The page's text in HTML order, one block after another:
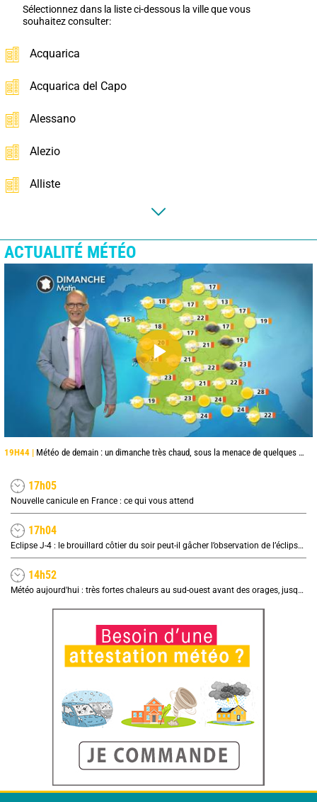
Sélectionnez dans la liste ci-dessous la ville que vous
souhaitez consulter:
Acquarica
Acquarica del Capo
Alessano
Alezio
Alliste
ACTUALITÉ MÉTÉO
19H44 | Météo de demain : un dimanche très chaud, sous la menace de quelques orages
17h05
Nouvelle canicule en France : ce qui vous attend
17h04
Eclipse J-4 : le brouillard côtier du soir peut-il gâcher l’observation de l’éclipse à la plage ?
14h52
Météo aujourd'hui : très fortes chaleurs au sud-ouest avant des orages, jusqu'à 39°C